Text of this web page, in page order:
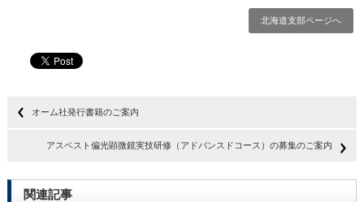
北海道支部ページへ
オーム社発行書籍のご案内
アスベスト偏光顕微鏡実技研修（アドバンスドコース）の募集のご案内
関連記事